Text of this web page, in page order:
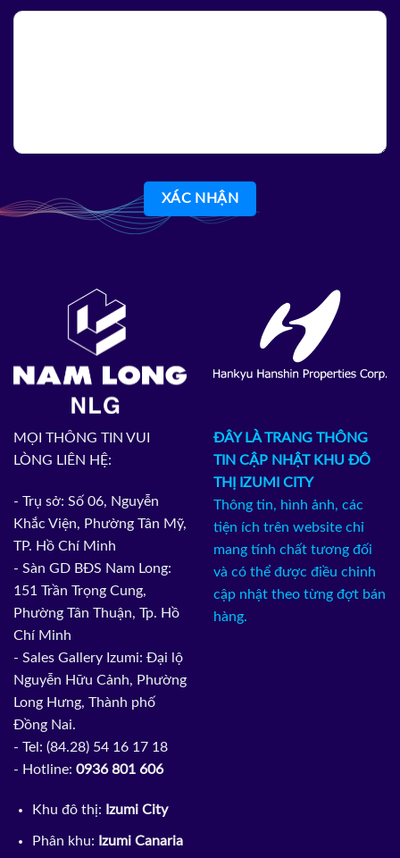
MỌI THÔNG TIN VUI
LÒNG LIÊN HỆ:
- Trụ sở: Số 06, Nguyễn
Khắc Viện, Phường Tân Mỹ,
TP. Hồ Chí Minh
- Sàn GD BĐS Nam Long:
151 Trần Trọng Cung,
Phường Tân Thuận, Tp. Hồ
Chí Minh
- Sales Gallery Izumi: Đại lộ
Nguyễn Hữu Cảnh, Phường
Long Hưng, Thành phố
Đồng Nai.
- Tel: (84.28) 54 16 17 18
- Hotline: 0936 801 606
Khu đô thị: Izumi City
Phân khu: Izumi Canaria
ĐÂY LÀ TRANG THÔNG
TIN CẬP NHẬT KHU ĐÔ
THỊ IZUMI CITY
Thông tin, hình ảnh, các
tiện ích trên website chỉ
mang tính chất tương đối
và có thể được điều chỉnh
cập nhật theo từng đợt bán
hàng.